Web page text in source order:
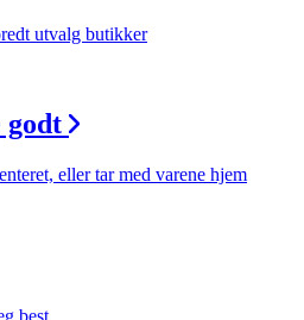
utvalg butikker
godt
eller tar med varene hjem